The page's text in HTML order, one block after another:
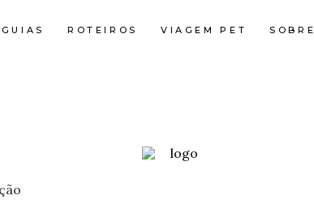
GUIAS ROTEIROS VIAGEM PET SOBRE